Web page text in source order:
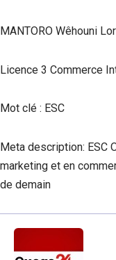
MANTORO Wêhouni
Licence 3 Commerce
Mot clé : ESC
Meta description: ESC
marketing et en
de demain